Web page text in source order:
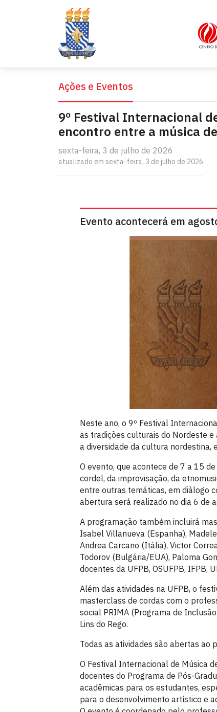
Ações e Eventos
9º Festival Internacional
encontro entre a música
sexta-feira, 3 de julho de 2026
atualizado em sexta-feira, 3 de julho de 2026
Evento acontecerá em
Neste ano, o 9º Festival
as tradições culturais do Nordeste
a diversidade da cultura nordestina,
O evento, que acontece de 7 a 15
cordel, da improvisação, da
entre outras temáticas, em diálogo
abertura será realizado no dia 6 de
A programação também incluirá
Isabel Villanueva (Espanha),
Andrea Carcano (Itália), Victor
Todorov (Bulgária/EUA), Paloma
docentes da UFPB, OSUFPB, IFPB,
Além das atividades na UFPB, o
masterclass de cordas com o
social PRIMA (Programa de
Lins do Rego.
Todas as atividades são abertas ao
O Festival Internacional de Música
docentes do Programa de Pós-
acadêmicas para os estudantes,
para o desenvolvimento artístico e